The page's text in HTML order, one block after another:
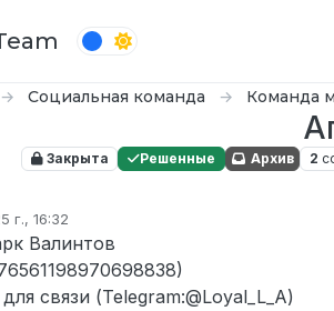
Социальная команда Команда
Закрыта Решенные Архив 2
г., 16:32
Валинтов
связи (Telegram:@Loyal_L_A)